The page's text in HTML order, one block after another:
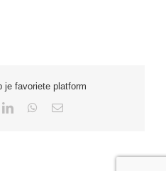
je favoriete platform
LinkedInWhatsApp
E-